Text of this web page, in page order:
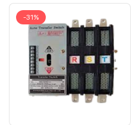
-31%